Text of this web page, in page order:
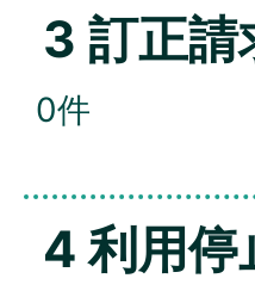
3 訂正請
0件
4 利用停